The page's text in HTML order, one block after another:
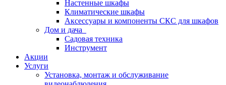
Настенные шкафы
Климатические шкафы
Аксессуары и компоненты СКС для шкафов
Дом и дача
Садовая техника
Инструмент
Акции
Услуги
Установка, монтаж и обслуживание